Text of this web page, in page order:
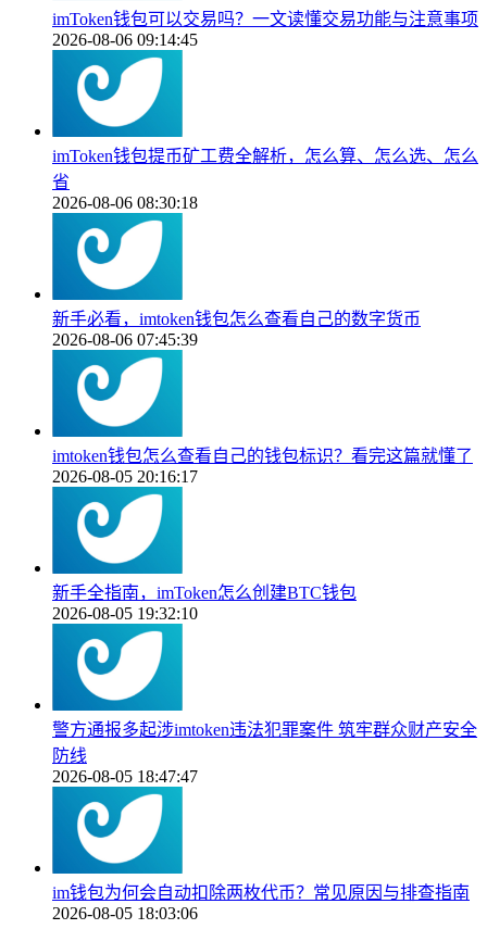
imToken钱包可以交易吗？一文读懂交易功能与注意事项
2026-08-06 09:14:45
imToken钱包提币矿工费全解析，怎么算、怎么选、怎么
省
2026-08-06 08:30:18
新手必看，imtoken钱包怎么查看自己的数字货币
2026-08-06 07:45:39
imtoken钱包怎么查看自己的钱包标识？看完这篇就懂了
2026-08-05 20:16:17
新手全指南，imToken怎么创建BTC钱包
2026-08-05 19:32:10
警方通报多起涉imtoken违法犯罪案件 筑牢群众财产安全
防线
2026-08-05 18:47:47
im钱包为何会自动扣除两枚代币？常见原因与排查指南
2026-08-05 18:03:06